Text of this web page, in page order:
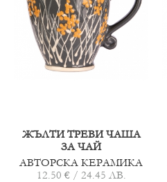
ЖЪЛТИ ТРЕВИ ЧАША
ЗА ЧАЙ
АВТОРСКА КЕРАМИКА
12.50 € / 24.45 ЛВ.